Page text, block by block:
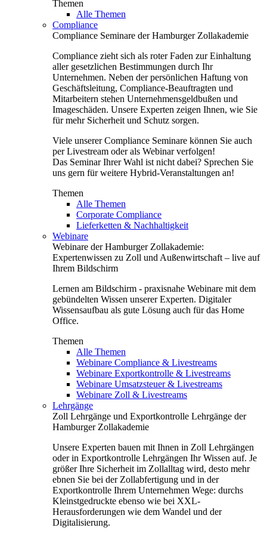
Themen
Alle Themen
Compliance
Compliance Seminare der Hamburger Zollakademie
Compliance zieht sich als roter Faden zur Einhaltung
aller gesetzlichen Bestimmungen durch Ihr
Unternehmen. Neben der persönlichen Haftung von
Geschäftsleitung, Compliance-Beauftragten und
Mitarbeitern stehen Unternehmensgeldbußen und
Imageschäden. Unsere Experten zeigen Ihnen, wie Sie
für mehr Sicherheit und Schutz sorgen.
Viele unserer Compliance Seminare können Sie auch
per Livestream oder als Webinar verfolgen!
Das Seminar Ihrer Wahl ist nicht dabei? Sprechen Sie
uns gern für weitere Hybrid-Veranstaltungen an!
Themen
Alle Themen
Corporate Compliance
Lieferketten & Nachhaltigkeit
Webinare
Webinare der Hamburger Zollakademie:
Expertenwissen zu Zoll und Außenwirtschaft – live auf
Ihrem Bildschirm
Lernen am Bildschirm - praxisnahe Webinare mit dem
gebündelten Wissen unserer Experten. Digitaler
Wissensaufbau als gute Lösung auch für das Home
Office.
Themen
Alle Themen
Webinare Compliance & Livestreams
Webinare Exportkontrolle & Livestreams
Webinare Umsatzsteuer & Livestreams
Webinare Zoll & Livestreams
Lehrgänge
Zoll Lehrgänge und Exportkontrolle Lehrgänge der
Hamburger Zollakademie
Unsere Experten bauen mit Ihnen in Zoll Lehrgängen
oder in Exportkontrolle Lehrgängen Ihr Wissen auf. Je
größer Ihre Sicherheit im Zollalltag wird, desto mehr
ebnen Sie bei der Zollabfertigung und in der
Exportkontrolle Ihrem Unternehmen Wege: durchs
Kleinstgedruckte ebenso wie bei XXL-
Herausforderungen wie dem Wandel und der
Digitalisierung.